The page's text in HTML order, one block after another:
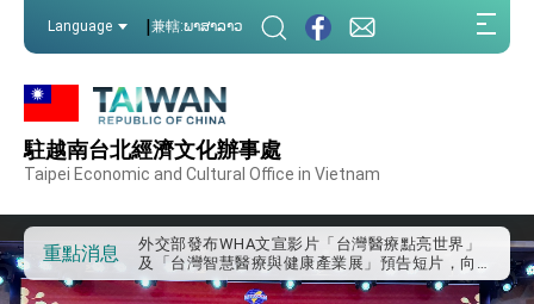
Language |兼轄:ພາສາລາວ
駐越南台北經濟文化辦事處
Taipei Economic and Cultural Office in Vietnam
重點消息
外交部重要言論
我國政府將在美國亞利桑納州設立「駐鳳凰城辦
事處」，進一步深化台美交流合作
經驗為亞太醫療照護發展開創新里程碑
外交部發布WHA文宣影片「台灣醫療點亮世界」
及「台灣智慧醫療與健康產業展」預告短片，向
世界展現台灣守護全球健康的創新能量
總統出訪史瓦帝尼返國談話 強調臺灣人有權利